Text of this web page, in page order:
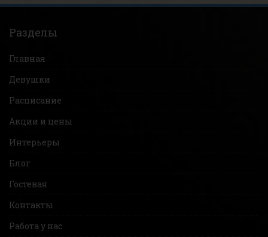
Разделы
Главная
Девушки
Расписание
Акции и цены
Интерьеры
Блог
Гостевая
Контакты
Работа у нас